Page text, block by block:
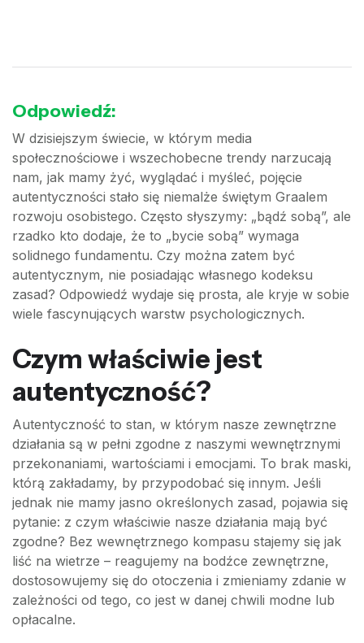
Odpowiedź:
W dzisiejszym świecie, w którym media
społecznościowe i wszechobecne trendy narzucają
nam, jak mamy żyć, wyglądać i myśleć, pojęcie
autentyczności stało się niemalże świętym Graalem
rozwoju osobistego. Często słyszymy: „bądź sobą”, ale
rzadko kto dodaje, że to „bycie sobą” wymaga
solidnego fundamentu. Czy można zatem być
autentycznym, nie posiadając własnego kodeksu
zasad? Odpowiedź wydaje się prosta, ale kryje w sobie
wiele fascynujących warstw psychologicznych.
Czym właściwie jest
autentyczność?
Autentyczność to stan, w którym nasze zewnętrzne
działania są w pełni zgodne z naszymi wewnętrznymi
przekonaniami, wartościami i emocjami. To brak maski,
którą zakładamy, by przypodobać się innym. Jeśli
jednak nie mamy jasno określonych zasad, pojawia się
pytanie: z czym właściwie nasze działania mają być
zgodne? Bez wewnętrznego kompasu stajemy się jak
liść na wietrze – reagujemy na bodźce zewnętrzne,
dostosowujemy się do otoczenia i zmieniamy zdanie w
zależności od tego, co jest w danej chwili modne lub
opłacalne.